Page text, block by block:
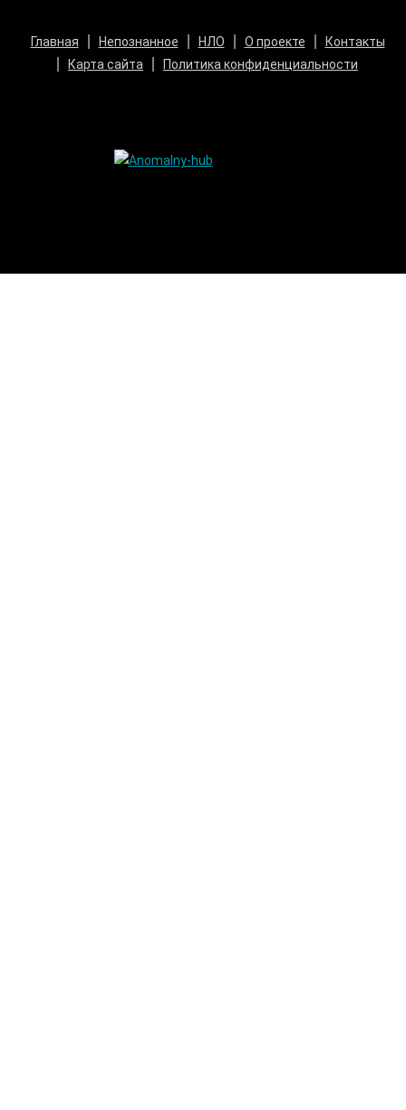
Главная Непознанное НЛО О проекте
Контакты
Карта сайта
Политика конфиденциальности